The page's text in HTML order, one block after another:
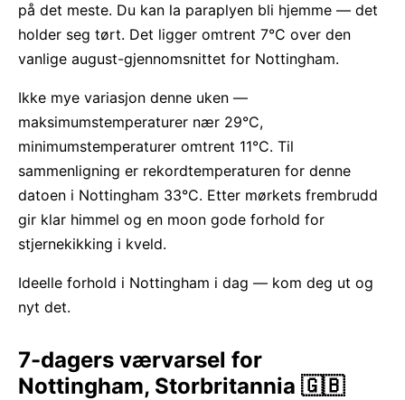
på det meste. Du kan la paraplyen bli hjemme — det
holder seg tørt. Det ligger omtrent 7°C over den
vanlige august-gjennomsnittet for Nottingham.
Ikke mye variasjon denne uken —
maksimumstemperaturer nær 29°C,
minimumstemperaturer omtrent 11°C. Til
sammenligning er rekordtemperaturen for denne
datoen i Nottingham 33°C. Etter mørkets frembrudd
gir klar himmel og en moon gode forhold for
stjernekikking i kveld.
Ideelle forhold i Nottingham i dag — kom deg ut og
nyt det.
7-dagers værvarsel for
Nottingham, Storbritannia 🇬🇧